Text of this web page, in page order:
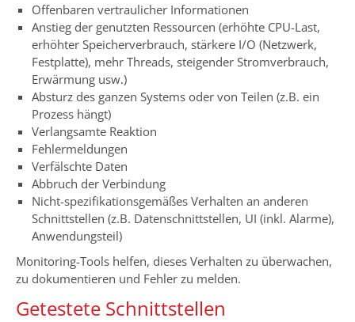
Offenbaren vertraulicher Informationen
Anstieg der genutzten Ressourcen (erhöhte CPU-Last,
erhöhter Speicherverbrauch, stärkere I/O (Netzwerk,
Festplatte), mehr Threads, steigender Stromverbrauch,
Erwärmung usw.)
Absturz des ganzen Systems oder von Teilen (z.B. ein
Prozess hängt)
Verlangsamte Reaktion
Fehlermeldungen
Verfälschte Daten
Abbruch der Verbindung
Nicht-spezifikationsgemäßes Verhalten an anderen
Schnittstellen (z.B. Datenschnittstellen, UI (inkl. Alarme),
Anwendungsteil)
Monitoring-Tools helfen, dieses Verhalten zu überwachen,
zu dokumentieren und Fehler zu melden.
Getestete Schnittstellen